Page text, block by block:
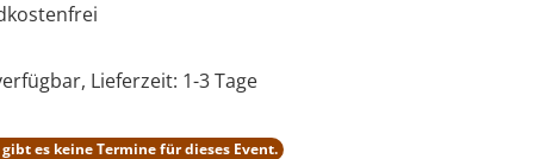
Lieferzeit: 1-3 Tage
es keine Termine für dieses Event.